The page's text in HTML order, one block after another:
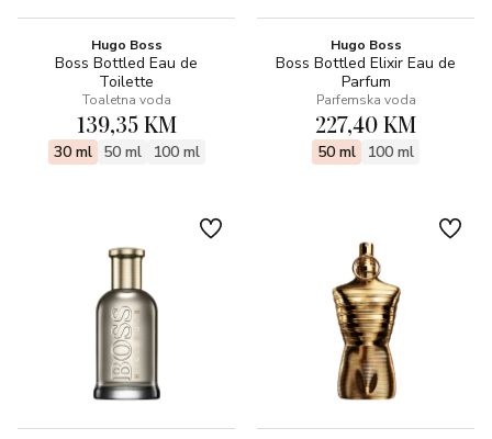
Hugo Boss
Boss Bottled Eau de
Toilette
Toaletna voda
139,35 KM
30 ml 50 ml 100 ml
Hugo Boss
Boss Bottled Elixir Eau de
Parfum
Parfemska voda
227,40 KM
50 ml 100 ml